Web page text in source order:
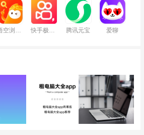
悟空浏览器 快手极速版 腾讯元宝 爱聊